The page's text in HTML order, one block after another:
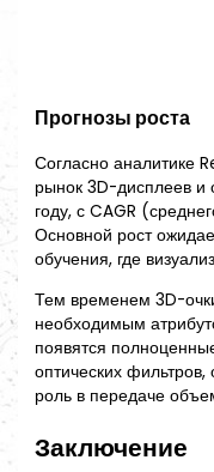
Прогнозы роста
Согласно аналитике
рынок 3D-дисплеев и
году, с CAGR
Основной рост
обучения, где
Тем временем 3D-
необходимым
появятся
оптических
роль в передаче
Заключение